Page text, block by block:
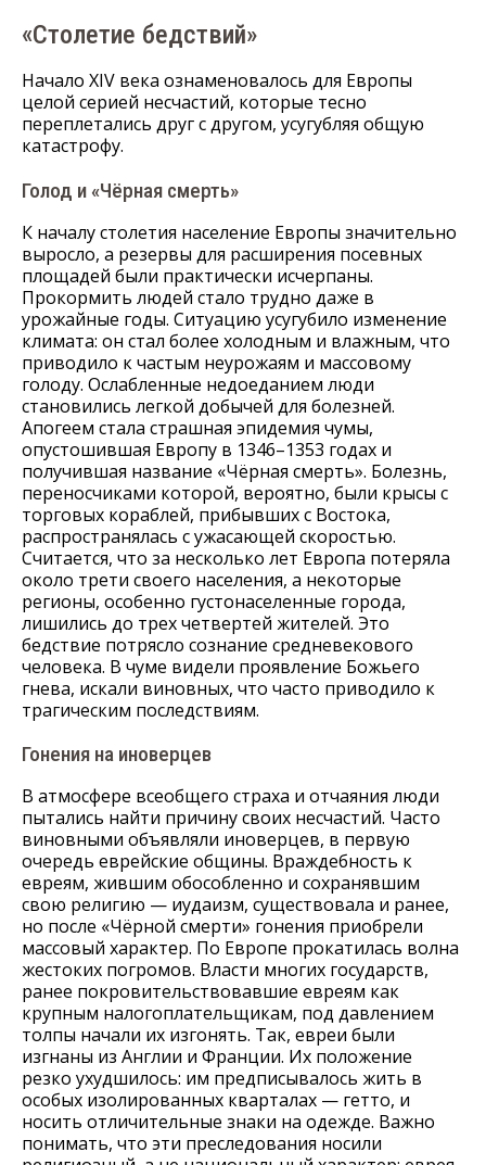
«Столетие бедствий»
Начало XIV века ознаменовалось для Европы
целой серией несчастий, которые тесно
переплетались друг с другом, усугубляя общую
катастрофу.
Голод и «Чёрная смерть»
К началу столетия население Европы значительно
выросло, а резервы для расширения посевных
площадей были практически исчерпаны.
Прокормить людей стало трудно даже в
урожайные годы. Ситуацию усугубило изменение
климата: он стал более холодным и влажным, что
приводило к частым неурожаям и массовому
голоду. Ослабленные недоеданием люди
становились легкой добычей для болезней.
Апогеем стала страшная эпидемия чумы,
опустошившая Европу в 1346–1353 годах и
получившая название «Чёрная смерть». Болезнь,
переносчиками которой, вероятно, были крысы с
торговых кораблей, прибывших с Востока,
распространялась с ужасающей скоростью.
Считается, что за несколько лет Европа потеряла
около трети своего населения, а некоторые
регионы, особенно густонаселенные города,
лишились до трех четвертей жителей. Это
бедствие потрясло сознание средневекового
человека. В чуме видели проявление Божьего
гнева, искали виновных, что часто приводило к
трагическим последствиям.
Гонения на иноверцев
В атмосфере всеобщего страха и отчаяния люди
пытались найти причину своих несчастий. Часто
виновными объявляли иноверцев, в первую
очередь еврейские общины. Враждебность к
евреям, жившим обособленно и сохранявшим
свою религию — иудаизм, существовала и ранее,
но после «Чёрной смерти» гонения приобрели
массовый характер. По Европе прокатилась волна
жестоких погромов. Власти многих государств,
ранее покровительствовавшие евреям как
крупным налогоплательщикам, под давлением
толпы начали их изгонять. Так, евреи были
изгнаны из Англии и Франции. Их положение
резко ухудшилось: им предписывалось жить в
особых изолированных кварталах — гетто, и
носить отличительные знаки на одежде. Важно
понимать, что эти преследования носили